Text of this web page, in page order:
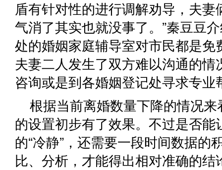
盾有针对性的进行调解劝导，夫妻
气消了其实也就没事了。”秦豆豆
处的婚姻家庭辅导室对市民都是免
夫妻二人发生了双方难以沟通的情
咨询或是到各婚姻登记处寻求专业
根据当前离婚数量下降的情况
的设置初步有了效果。不过是否能
的“冷静”，还需要一段时间数据的
比、分析，才能得出相对准确的结